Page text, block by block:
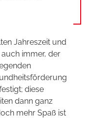
Jahreszeit und
immer, der
diese
dann ganz
mehr Spaß ist